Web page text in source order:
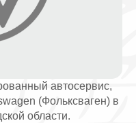
автосервис,
(Фольксваген) в
области.